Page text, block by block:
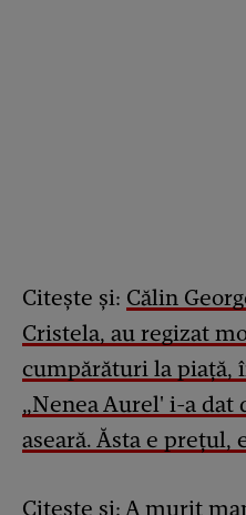
Citește și: Călin
Cristela, au regizat
cumpărături la piață,
„Nenea Aurel' i-a dat
aseară. Ăsta e prețul,
Citește și: A murit